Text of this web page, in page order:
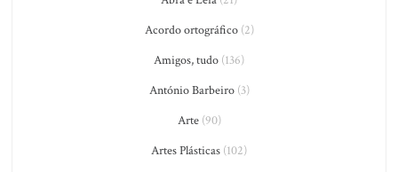
Acordo ortográfico(2)
Amigos, tudo (136)
António Barbeiro(3)
Arte(90)
Artes Plásticas (102)